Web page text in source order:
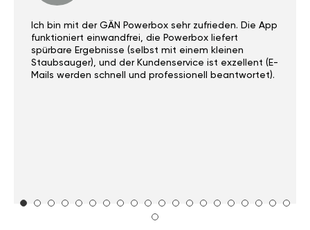
Ich bin mit der GÄN Powerbox sehr zufrieden. Die App
funktioniert einwandfrei, die Powerbox liefert
spürbare Ergebnisse (selbst mit einem kleinen
Staubsauger), und der Kundenservice ist exzellent (E-
Mails werden schnell und professionell beantwortet).